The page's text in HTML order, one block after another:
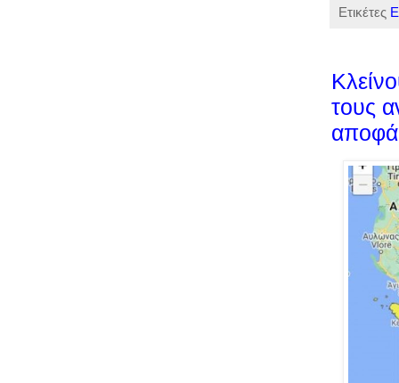
Ετικέτες
τους